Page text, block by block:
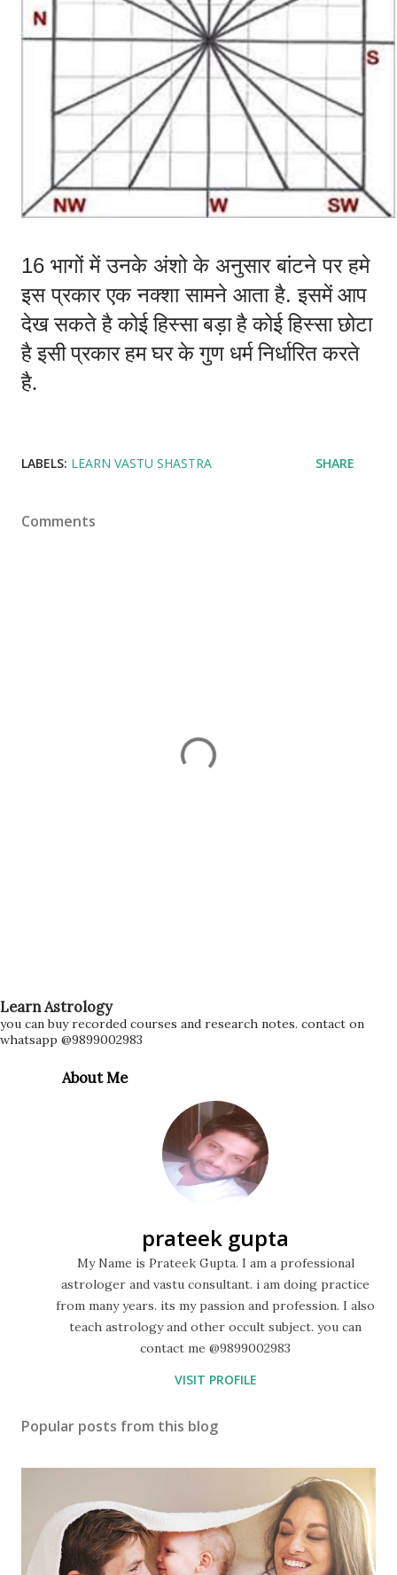
16 भागों में उनके अंशो के अनुसार बांटने पर हमे
इस प्रकार एक नक्शा सामने आता है. इसमें आप
देख सकते है कोई हिस्सा बड़ा है कोई हिस्सा छोटा
है इसी प्रकार हम घर के गुण धर्म निर्धारित करते
है.
LABELS: LEARN VASTU SHASTRA SHARE
Comments
Learn Astrology
you can buy recorded courses and research notes. contact on
whatsapp @9899002983
About Me
prateek gupta
My Name is Prateek Gupta. I am a professional
astrologer and vastu consultant. i am doing practice
from many years. its my passion and profession. I also
teach astrology and other occult subject. you can
contact me @9899002983
VISIT PROFILE
Popular posts from this blog